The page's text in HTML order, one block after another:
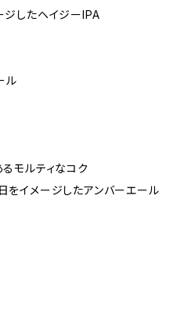
したヘイジーIPA
ル
モルティなコク
イメージしたアンバーエール